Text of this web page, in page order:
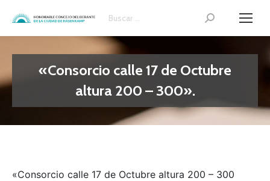
Search:
«Consorcio calle 17 de Octubre
altura 200 – 300».
«Consorcio calle 17 de Octubre altura 200 – 300